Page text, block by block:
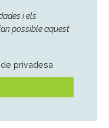
i els
possible aquest
privadesa